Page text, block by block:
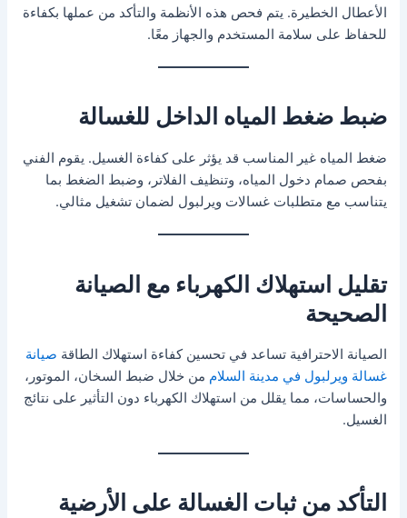
الأعطال الخطيرة. يتم فحص هذه الأنظمة والتأكد من عملها بكفاءة
للحفاظ على سلامة المستخدم والجهاز معًا.
ضبط ضغط المياه الداخل للغسالة
ضغط المياه غير المناسب قد يؤثر على كفاءة الغسيل. يقوم الفني
بفحص صمام دخول المياه، وتنظيف الفلاتر، وضبط الضغط بما
يتناسب مع متطلبات غسالات ويرلبول لضمان تشغيل مثالي.
تقليل استهلاك الكهرباء مع الصيانة
الصحيحة
الصيانة الاحترافية تساعد في تحسين كفاءة استهلاك الطاقة صيانة
غسالة ويرلبول في مدينة السلام من خلال ضبط السخان، الموتور،
والحساسات، مما يقلل من استهلاك الكهرباء دون التأثير على نتائج
الغسيل.
التأكد من ثبات الغسالة على الأرضية